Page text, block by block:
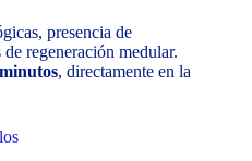
presencia de
regeneración medular.
, directamente en la